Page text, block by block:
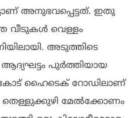
അനുഭവപ്പെട്ടത്. ഇതു
വീടുകൾ വെള്ളം
അടുത്തിടെ
പുർത്തിയായ
ഹൈടെക് റോഡിലാണ്
തെള്ളുക്കുഴി മേൽക്കോണം